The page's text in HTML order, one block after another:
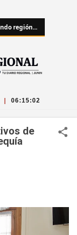
región...
06:15:03
de